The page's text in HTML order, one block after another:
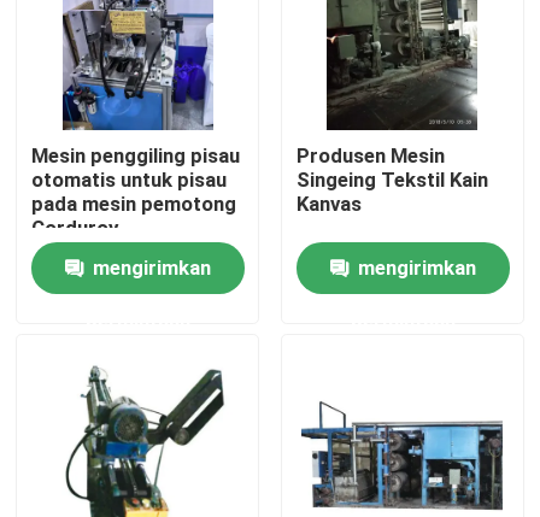
Tur Pabrik
Kontrol kualitas
Hubungi kami
Berita
Mesin Pemotong Corduroy
Mesin Singeing Tekstil
Mesin penggiling pisau
otomatis untuk pisau
pada mesin pemotong
Corduroy
mengirimkan
Produsen Mesin
Singeing Tekstil Kain
Kanvas
mengirimkan